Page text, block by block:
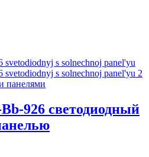
панелями
926 светодиодный